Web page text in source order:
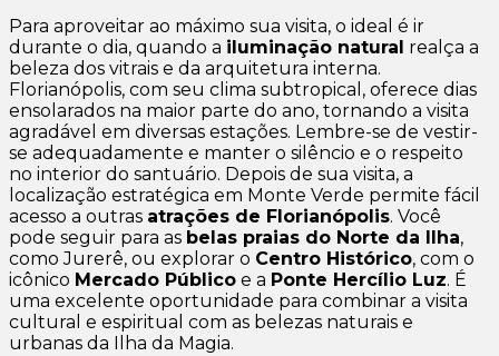
Para aproveitar ao máximo sua visita, o ideal é ir
durante o dia, quando a iluminação natural realça a
beleza dos vitrais e da arquitetura interna.
Florianópolis, com seu clima subtropical, oferece dias
ensolarados na maior parte do ano, tornando a visita
agradável em diversas estações. Lembre-se de vestir-
se adequadamente e manter o silêncio e o respeito
no interior do santuário. Depois de sua visita, a
localização estratégica em Monte Verde permite fácil
acesso a outras atrações de Florianópolis. Você
pode seguir para as belas praias do Norte da Ilha,
como Jurerê, ou explorar o Centro Histórico, com o
icônico Mercado Público e a Ponte Hercílio Luz. É
uma excelente oportunidade para combinar a visita
cultural e espiritual com as belezas naturais e
urbanas da Ilha da Magia.